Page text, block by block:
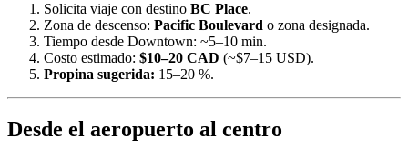
Solicita viaje con destino BC Place.
Zona de descenso: Pacific Boulevard o zona designada.
Tiempo desde Downtown: ~5–10 min.
Costo estimado: $10–20 CAD (~$7–15 USD).
Propina sugerida: 15–20 %.
Desde el aeropuerto al centro